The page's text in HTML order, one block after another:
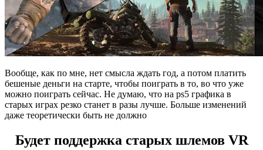
Вообще, как по мне, нет смысла ждать год, а потом платить
бешеные деньги на старте, чтобы поиграть в то, во что уже
можно поиграть сейчас. Не думаю, что на ps5 графика в
старых играх резко станет в разы лучше. Больше изменений
даже теоретически быть не должно
Будет поддержка старых шлемов VR